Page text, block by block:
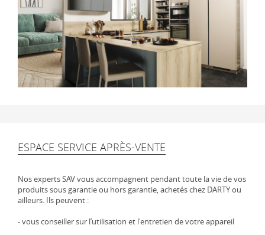
ESPACE SERVICE APRÈS-VENTE
Nos experts SAV vous accompagnent pendant toute la vie de vos
produits sous garantie ou hors garantie, achetés chez DARTY ou
ailleurs. Ils peuvent :
- vous conseiller sur l’utilisation et l'entretien de votre appareil